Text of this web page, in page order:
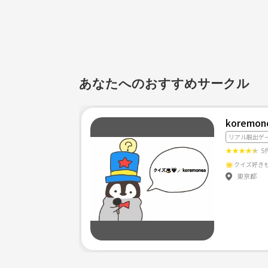
あなたへのおすすめサークル
リアル脱出ゲ
★★★★★ 5
東京都